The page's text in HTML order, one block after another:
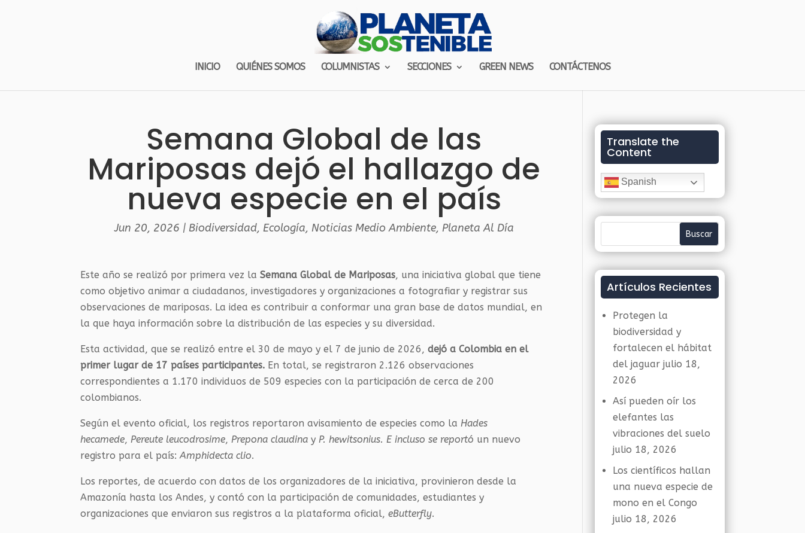
INICIO QUIÉNES SOMOS COLUMNISTAS SECCIONES GREEN NEWS CONTÁCTENOS
Semana Global de las
Mariposas dejó el hallazgo de
nueva especie en el país
Jun 20, 2026 | Biodiversidad, Ecología, Noticias Medio Ambiente, Planeta Al Día
Este año se realizó por primera vez laSemana Global de Mariposas, una iniciativa global que tiene
como objetivo animar a ciudadanos, investigadores y organizaciones a fotografiar y registrar sus
observaciones de mariposas. La idea es contribuir a conformar una gran base de datos mundial, en
la que haya información sobre la distribución de las especies y su diversidad.
Esta actividad, que se realizó entre el 30 de mayo y el 7 de junio de 2026,dejó a Colombia en el
primer lugar de 17 países participantes. En total, se registraron 2.126 observaciones
correspondientes a 1.170 individuos de 509 especies con la participación de cerca de 200
colombianos.
Según el evento oficial, los registros reportaron avisamiento de especies como laHades
hecamede,Pereute leucodrosime,Prepona claudina yP. hewitsonius. E incluso se reportó un nuevo
registro para el país: Amphidecta clio.
Los reportes, de acuerdo con datos de los organizadores de la iniciativa, provinieron desde la
Amazonía hasta los Andes, y contó con la participación de comunidades, estudiantes y
organizaciones que enviaron sus registros a la plataforma oficial,eButterfly.
Translate the
Content
Spanish
Artículos Recientes
Protegen la
biodiversidad y
fortalecen el hábitat
del jaguar julio 18,
2026
Así pueden oír los
elefantes las
vibraciones del suelo
julio 18, 2026
Los científicos hallan
una nueva especie de
mono en el Congo
julio 18, 2026